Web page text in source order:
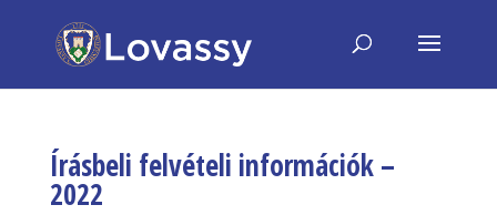
Írásbeli felvételi információk –
2022